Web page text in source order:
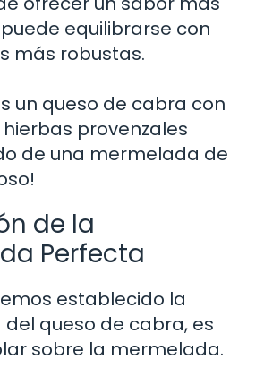
equilibrarse con
más robustas.
un queso de cabra con
provenzales
de una mermelada de
de la
Perfecta
establecido la
queso de cabra, es
sobre la mermelada.